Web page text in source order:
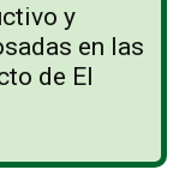
y
en las
de El